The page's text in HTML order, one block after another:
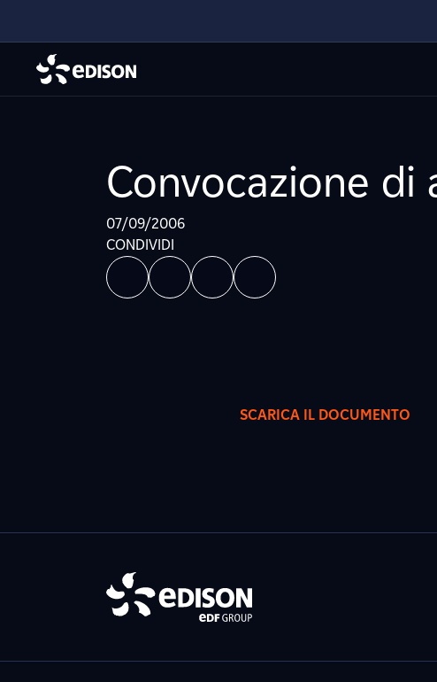
Convocazione di
07/09/2006
CONDIVIDI
SCARICA IL DOCUMENTO